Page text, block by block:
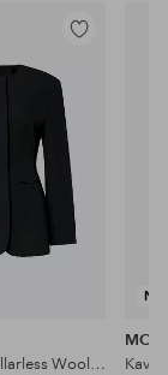
Lägg
i
favoriter
Kavaj Carol Collarless Wool-silk Evening Blazer
MOS